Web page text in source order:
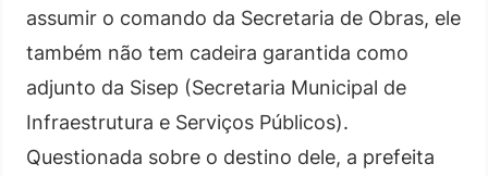
assumir o comando da Secretaria de Obras, ele
também não tem cadeira garantida como
adjunto da Sisep (Secretaria Municipal de
Infraestrutura e Serviços Públicos).
Questionada sobre o destino dele, a prefeita